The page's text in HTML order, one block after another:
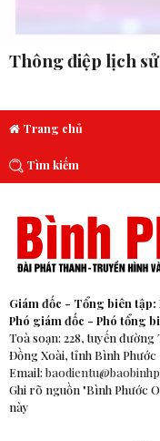
Thông điệp lịch
Trang chủ
Tìm kiếm
Giám đốc - Tổng biên
Phó giám đốc - Phó tổng
Toà soạn: 228, tuyến
Đồng Xoài, tỉnh Bình Phước
Email:
Ghi rõ nguồn "Bình Phước
này